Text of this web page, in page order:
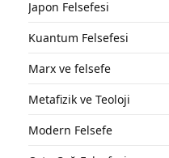
Japon Felsefesi
Kuantum Felsefesi
Marx ve felsefe
Metafizik ve Teoloji
Modern Felsefe